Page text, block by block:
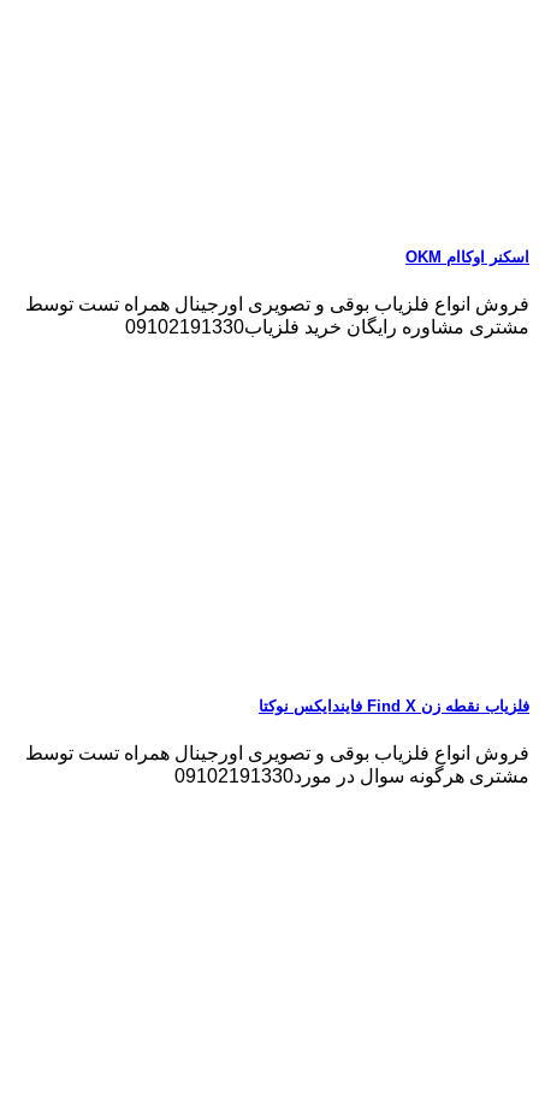
اسکنر اوکاام OKM
فروش انواع فلزیاب بوقی و تصویری اورجینال همراه تست توسط
مشتری مشاوره رایگان خرید فلزیاب09102191330
فلزیاب نقطه زن Find X فایندایکس نوکتا
فروش انواع فلزیاب بوقی و تصویری اورجینال همراه تست توسط
مشتری هرگونه سوال در مورد09102191330